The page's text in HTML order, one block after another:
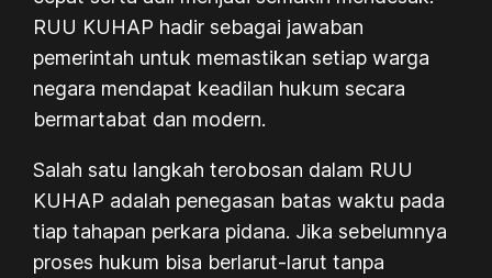
RUU KUHAP hadir sebagai jawaban
pemerintah untuk memastikan setiap warga
negara mendapat keadilan hukum secara
bermartabat dan modern.
Salah satu langkah terobosan dalam RUU
KUHAP adalah penegasan batas waktu pada
tiap tahapan perkara pidana. Jika sebelumnya
proses hukum bisa berlarut-larut tanpa